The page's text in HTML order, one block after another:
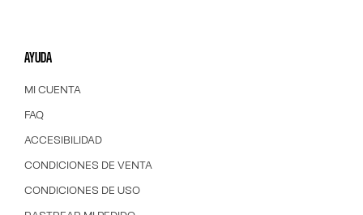
AYUDA
MI CUENTA
FAQ
ACCESIBILIDAD
CONDICIONES DE VENTA
CONDICIONES DE USO